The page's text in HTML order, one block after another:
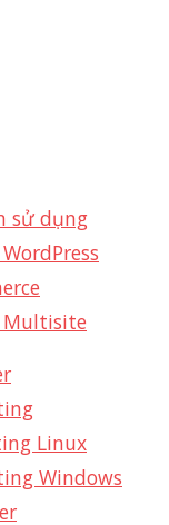
sử dụng
Multisite
Linux
Windows